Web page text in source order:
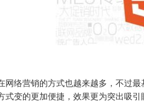
网络营销的方式也越来越多，不过最
变的更加便捷，效果更为突出吸引